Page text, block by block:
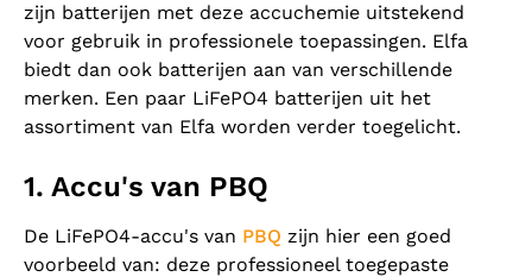
zijn batterijen met deze accuchemie uitstekend
voor gebruik in professionele toepassingen. Elfa
biedt dan ook batterijen aan van verschillende
merken. Een paar LiFePO4 batterijen uit het
assortiment van Elfa worden verder toegelicht.
1. Accu's van PBQ
De LiFePO4-accu's van PBQ zijn hier een goed
voorbeeld van: deze professioneel toegepaste